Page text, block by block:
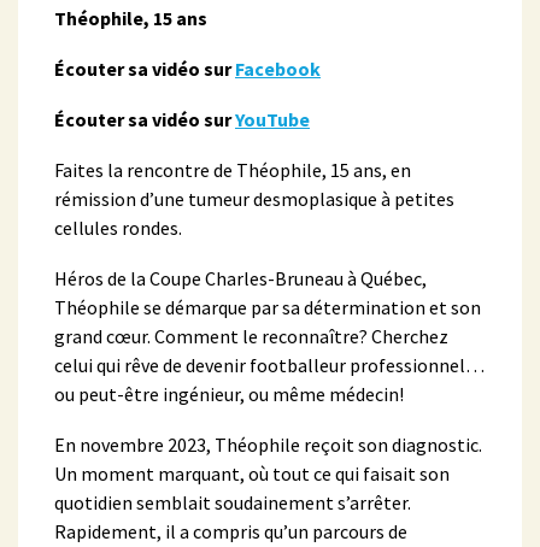
Théophile, 15 ans
Écouter sa vidéo surFacebook
Écouter sa vidéo surYouTube
Faites la rencontre de Théophile, 15 ans, en
rémission d’une tumeur desmoplasique à petites
cellules rondes.
Héros de la Coupe Charles-Bruneau à Québec,
Théophile se démarque par sa détermination et son
grand cœur. Comment le reconnaître? Cherchez
celui qui rêve de devenir footballeur professionnel…
ou peut-être ingénieur, ou même médecin!
En novembre 2023, Théophile reçoit son diagnostic.
Un moment marquant, où tout ce qui faisait son
quotidien semblait soudainement s’arrêter.
Rapidement, il a compris qu’un parcours de